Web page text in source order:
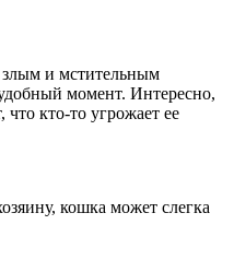
злым и мстительным
момент. Интересно,
кто-то угрожает ее
кошка может слегка